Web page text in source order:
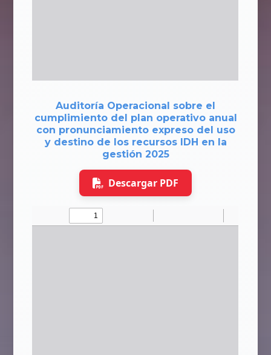
Auditoría Operacional sobre el
cumplimiento del plan operativo anual
con pronunciamiento expreso del uso
y destino de los recursos IDH en la
gestión 2025
Descargar PDF